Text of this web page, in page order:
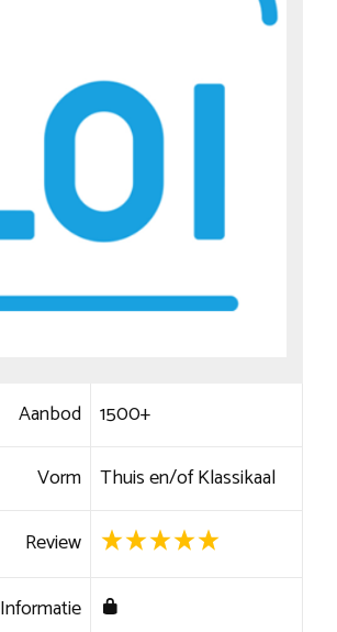
Aanbod 1500+
Vorm Thuis en/of Klassikaal
Review
Informatie